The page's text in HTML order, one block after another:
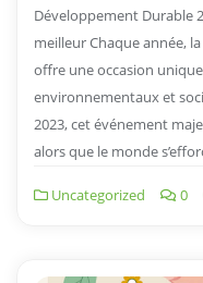
Développement Durable
meilleur Chaque année,
offre une occasion
environnementaux et
2023, cet événement
alors que le monde
Uncategorized 0